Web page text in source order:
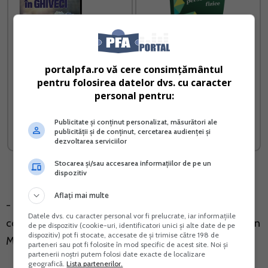
Afacere la cheie cu flori in
Vreau acest produs →
Contabilitatea si
fiscalitatea persoanelor
Vreau acest produs →
- Lista cu persoanele beneficiare de somaj tehnic
conform ordinului ministrului muncii 71/31.03.2020 din
Monitorul Oficial 269/31.03.2020.
portalpfa.ro vă cere consimțământul
pentru folosirea datelor dvs. cu caracter
personal pentru:
Publicitate și conținut personalizat, măsurători ale
publicității și de conținut, cercetarea audienței și
dezvoltarea serviciilor
Stocarea și/sau accesarea informațiilor de pe un
dispozitiv
Aflați mai multe
Datele dvs. cu caracter personal vor fi prelucrate, iar informațiile
de pe dispozitiv (cookie-uri, identificatori unici și alte date de pe
dispozitiv) pot fi stocate, accesate de și trimise către 198 de
parteneri sau pot fi folosite în mod specific de acest site. Noi și
partenerii noștri putem folosi date exacte de localizare
geografică.Lista partenerilor.